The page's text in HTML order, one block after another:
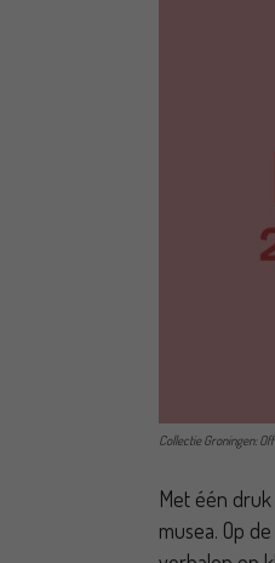
Collectie Groningen:
Met één
musea. Op